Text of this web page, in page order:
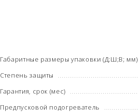
Габаритные размеры упаковки (Д;Ш;В; мм)
Степень защиты
Гарантия, срок (мес)
Предпусковой подогреватель